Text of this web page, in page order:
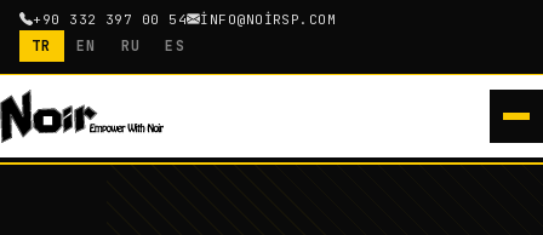
+90 332 397 00 54 INFO@NOIRSP.COM
TR EN RU ES